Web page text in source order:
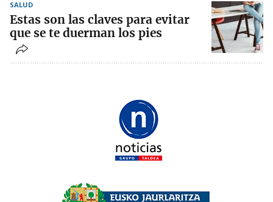
SALUD
Estas son las claves para evitar
que se te duerman los pies